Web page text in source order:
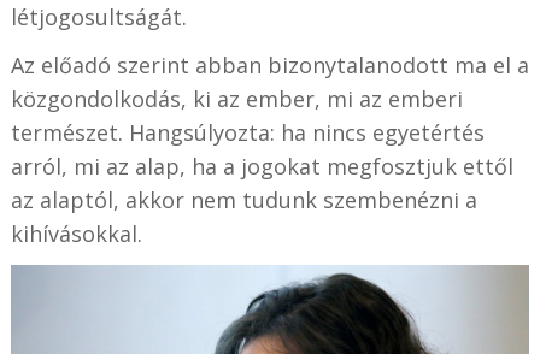
létjogosultságát.
Az előadó szerint abban bizonytalanodott ma el a
közgondolkodás, ki az ember, mi az emberi
természet. Hangsúlyozta: ha nincs egyetértés
arról, mi az alap, ha a jogokat megfosztjuk ettől
az alaptól, akkor nem tudunk szembenézni a
kihívásokkal.